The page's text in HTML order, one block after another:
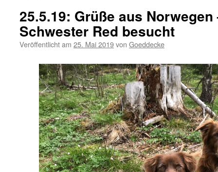
25.5.19: Grüße aus
Schwester Red besucht
Veröffentlicht am 25. Mai 2019von Goeddecke